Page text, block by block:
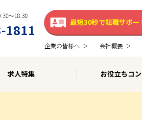
〜18:30
1811 最短30秒で転職サポー
企業の皆様へ 会社概要
求人特集 お役立ちコ